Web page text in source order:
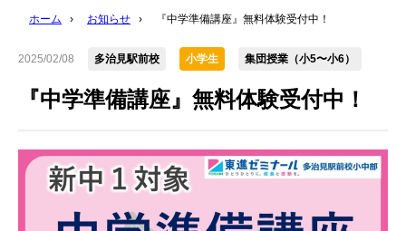
ホーム › お知らせ › 『中学準備講座』無料体験受付中！
2025/02/08 多治見駅前校 小学生 集団授業（小5〜小6）
『中学準備講座』無料体験受付中！